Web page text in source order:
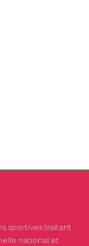
sportives traitant
national et